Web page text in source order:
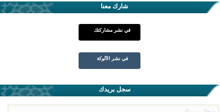
شارك معنا
في نشر مشاركتك
في نشر الألوكة
سجل بريدك